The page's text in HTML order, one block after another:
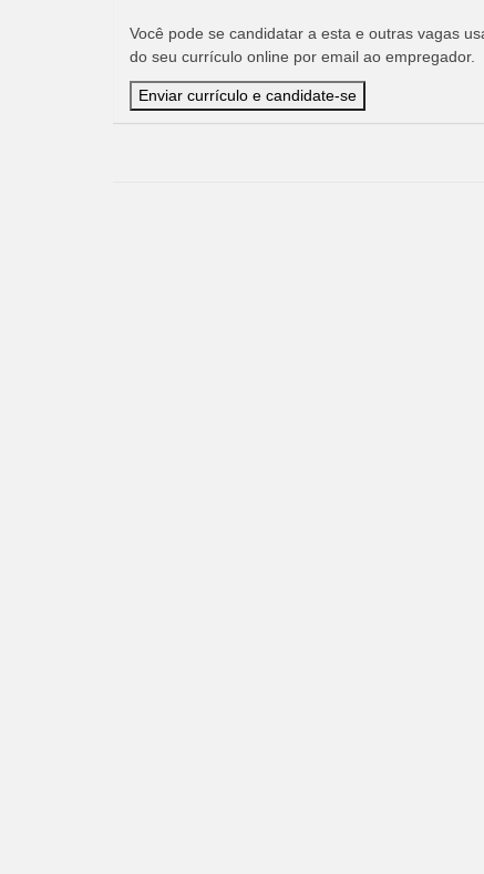
Você pode se candidatar a esta e outras vagas
do seu currículo online por email ao empregador.